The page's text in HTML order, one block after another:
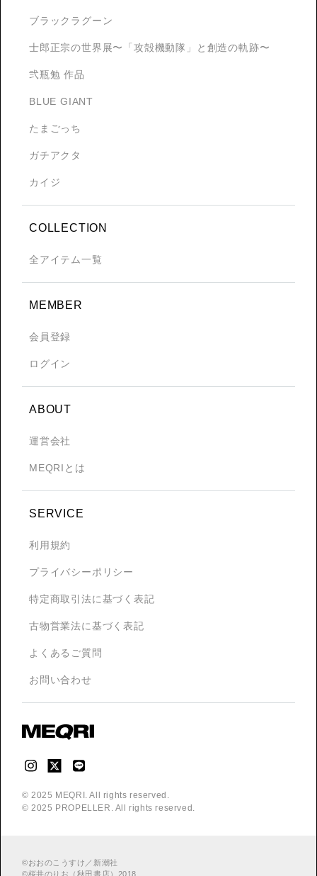
© 2025 MEQRI. All rights reserved.
© 2025 PROPELLER. All rights reserved.
ブラックラグーン
士郎正宗の世界展〜「攻殻機動隊」と創造の軌跡〜
弐瓶勉 作品
BLUE GIANT
たまごっち
ガチアクタ
カイジ
COLLECTION
全アイテム一覧
MEMBER
会員登録
ログイン
ABOUT
運営会社
MEQRIとは
SERVICE
利用規約
プライバシーポリシー
特定商取引法に基づく表記
古物営業法に基づく表記
よくあるご質問
お問い合わせ
©おおのこうすけ／新潮社
©桜井のりお（秋田書店）2018